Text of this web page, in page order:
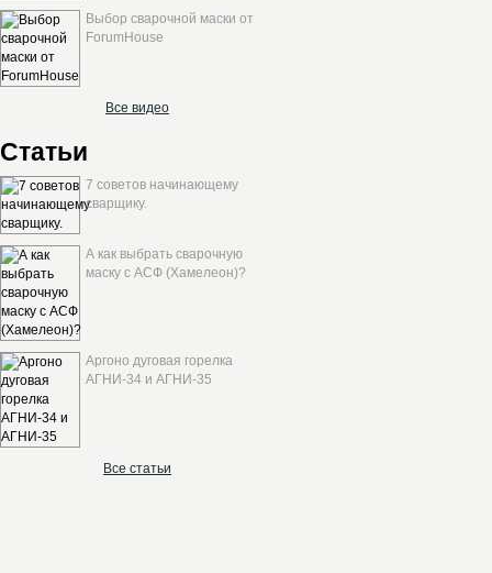
Выбор сварочной маски от
ForumHouse
Все видео
Статьи
7 советов начинающему
сварщику.
А как выбрать сварочную
маску с АСФ (Хамелеон)?
Аргоно дуговая горелка
АГНИ-34 и АГНИ-35
Все статьи